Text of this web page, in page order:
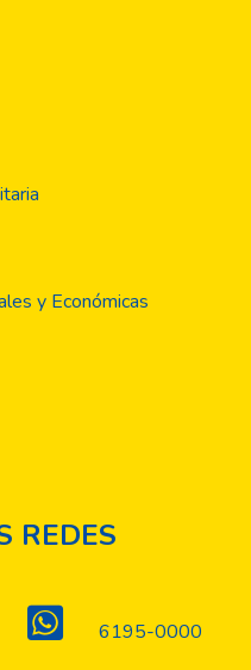
y Económicas
REDES
6195-0000